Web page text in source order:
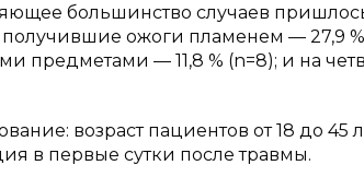
большинство случаев
ожоги пламенем — 27,9 %
предметами — 11,8 % (n=8); и на
возраст пациентов от 18 до 45
в первые сутки после травмы.